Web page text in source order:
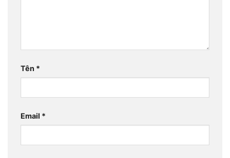
Tên *
Email *